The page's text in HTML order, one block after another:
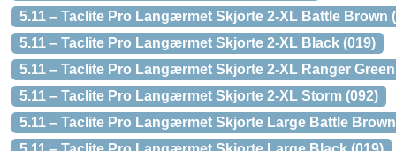
5.11 – Taclite Pro Langærmet Skjorte 2-XL Battle Brown
5.11 – Taclite Pro Langærmet Skjorte 2-XL Black (019)
5.11 – Taclite Pro Langærmet Skjorte 2-XL Ranger Green
5.11 – Taclite Pro Langærmet Skjorte 2-XL Storm (092)
5.11 – Taclite Pro Langærmet Skjorte Large Battle Brown